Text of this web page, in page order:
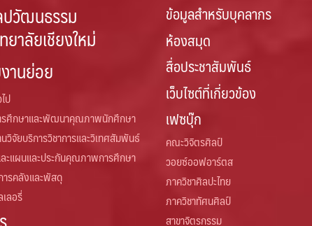
วัฒนธรรม
ยาลัยเชียงใหม่
านย่อย
ป
รศึกษาและพัฒนาคุณภาพนักศึกษา
วิจัยบริการวิชาการและวิเทศสัมพันธ์
ละแผนและประกันคุณภาพการศึกษา
ารคลังและพัสดุ
ลอรี่
ข้อมูลสำหรับบุคลากร
ห้องสมุด
สื่อประชาสัมพันธ์
เว็บไซต์ที่เกี่ยวข้อง
เฟซบุ๊ก
คณะวิจิตรศิลป์
วอยซ์ออฟอาร์ตส
ภาควิชาศิลปะไทย
ภาควิชาทัศนศิลป์
สาขาจิตรกรรม